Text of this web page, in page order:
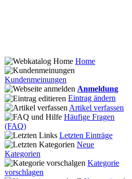
Home
Kundenmeinungen
Anmeldung
Eintrag ändern
Artikel verfassen
Häufige Fragen
(FAQ)
Letzten Einträge
Neue
Kategorien
Kategorie
vorschlagen